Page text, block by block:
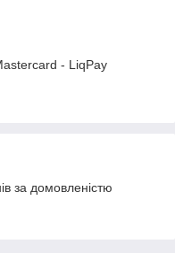
- LiqPay
за домовленістю